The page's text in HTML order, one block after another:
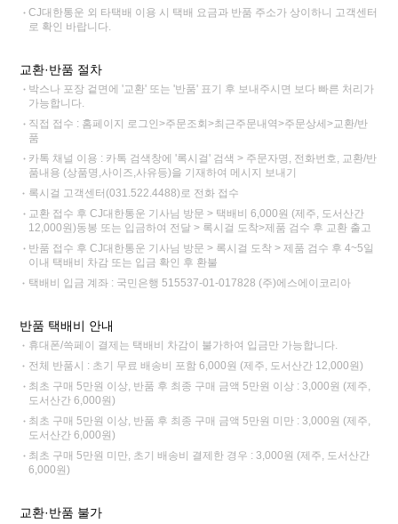
CJ대한통운 외 타택배 이용 시 택배 요금과 반품 주소가 상이하니 고객센터
로 확인 바랍니다.
교환·반품 절차
박스나 포장 겉면에 '교환' 또는 '반품' 표기 후 보내주시면 보다 빠른 처리가
가능합니다.
직접 접수 : 홈페이지 로그인>주문조회>최근주문내역>주문상세>교환/반
품
카톡 채널 이용 : 카톡 검색창에 '록시걸' 검색 > 주문자명, 전화번호, 교환/반
품내용 (상품명,사이즈,사유등)을 기재하여 메시지 보내기
록시걸 고객센터(031.522.4488)로 전화 접수
교환 접수 후 CJ대한통운 기사님 방문 > 택배비 6,000원 (제주, 도서산간
12,000원)동봉 또는 입금하여 전달 > 록시걸 도착>제품 검수 후 교환 출고
반품 접수 후 CJ대한통운 기사님 방문 > 록시걸 도착 > 제품 검수 후 4~5일
이내 택배비 차감 또는 입금 확인 후 환불
택배비 입금 계좌 : 국민은행 515537-01-017828 (주)에스에이코리아
반품 택배비 안내
휴대폰/쓱페이 결제는 택배비 차감이 불가하여 입금만 가능합니다.
전체 반품시 : 초기 무료 배송비 포함 6,000원 (제주, 도서산간 12,000원)
최초 구매 5만원 이상, 반품 후 최종 구매 금액 5만원 이상 : 3,000원 (제주,
도서산간 6,000원)
최초 구매 5만원 이상, 반품 후 최종 구매 금액 5만원 미만 : 3,000원 (제주,
도서산간 6,000원)
최초 구매 5만원 미만, 초기 배송비 결제한 경우 : 3,000원 (제주, 도서산간
6,000원)
교환·반품 불가